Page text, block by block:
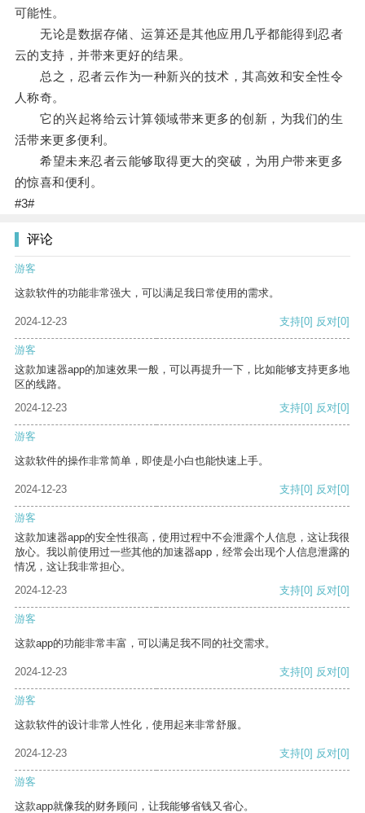
可能性。
无论是数据存储、运算还是其他应用几乎都能得到忍者
云的支持，并带来更好的结果。
总之，忍者云作为一种新兴的技术，其高效和安全性令
人称奇。
它的兴起将给云计算领域带来更多的创新，为我们的生
活带来更多便利。
希望未来忍者云能够取得更大的突破，为用户带来更多
的惊喜和便利。
#3#
评论
游客
这款软件的功能非常强大，可以满足我日常使用的需求。
2024-12-23 支持[0] 反对[0]
游客
这款加速器app的加速效果一般，可以再提升一下，比如能够支持更多地
区的线路。
2024-12-23
支持[0] 反对[0]
游客
这款软件的操作非常简单，即使是小白也能快速上手。
2024-12-23 支持[0] 反对[0]
游客
这款加速器app的安全性很高，使用过程中不会泄露个人信息，这让我很
放心。我以前使用过一些其他的加速器app，经常会出现个人信息泄露的
情况，这让我非常担心。
2024-12-23
支持[0] 反对[0]
游客
这款app的功能非常丰富，可以满足我不同的社交需求。
2024-12-23 支持[0] 反对[0]
游客
这款软件的设计非常人性化，使用起来非常舒服。
2024-12-23 支持[0] 反对[0]
游客
这款app就像我的财务顾问，让我能够省钱又省心。